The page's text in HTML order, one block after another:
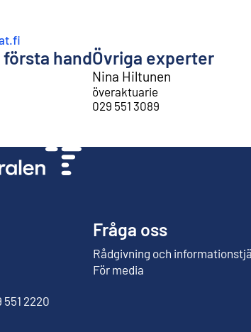
handÖvriga experter
Nina Hiltunen
överaktuarie
029 551 3089
2220
Fråga oss
Rådgivning och
För media